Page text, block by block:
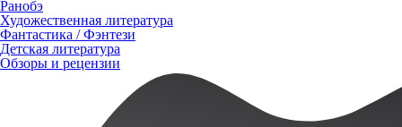
Ранобэ
Художественная литература
Фантастика / Фэнтези
Детская литература
Обзоры и рецензии